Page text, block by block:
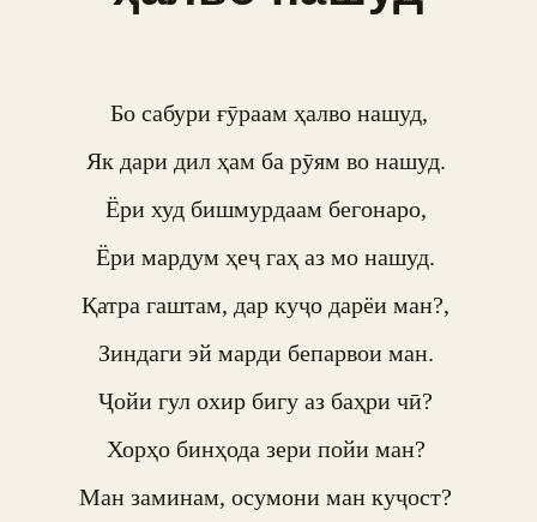
Бо сабури ғӯраам ҳалво нашуд,
Як дари дил ҳам ба рӯям во нашуд.
Ёри худ бишмурдаам бегонаро,
Ёри мардум ҳеҷ гаҳ аз мо нашуд.
Қатра гаштам, дар куҷо дарёи ман?,
Зиндаги эй марди бепарвои ман.
Ҷойи гул охир бигу аз баҳри чӣ?
Хорҳо бинҳода зери пойи ман?
Ман заминам, осумони ман куҷост?